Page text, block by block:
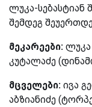
ლუკა-სებასტიან
შემდეგ
მეკარეები: ლუკა
კუტალაძე
მცველები: ივა
აბზიანიძე